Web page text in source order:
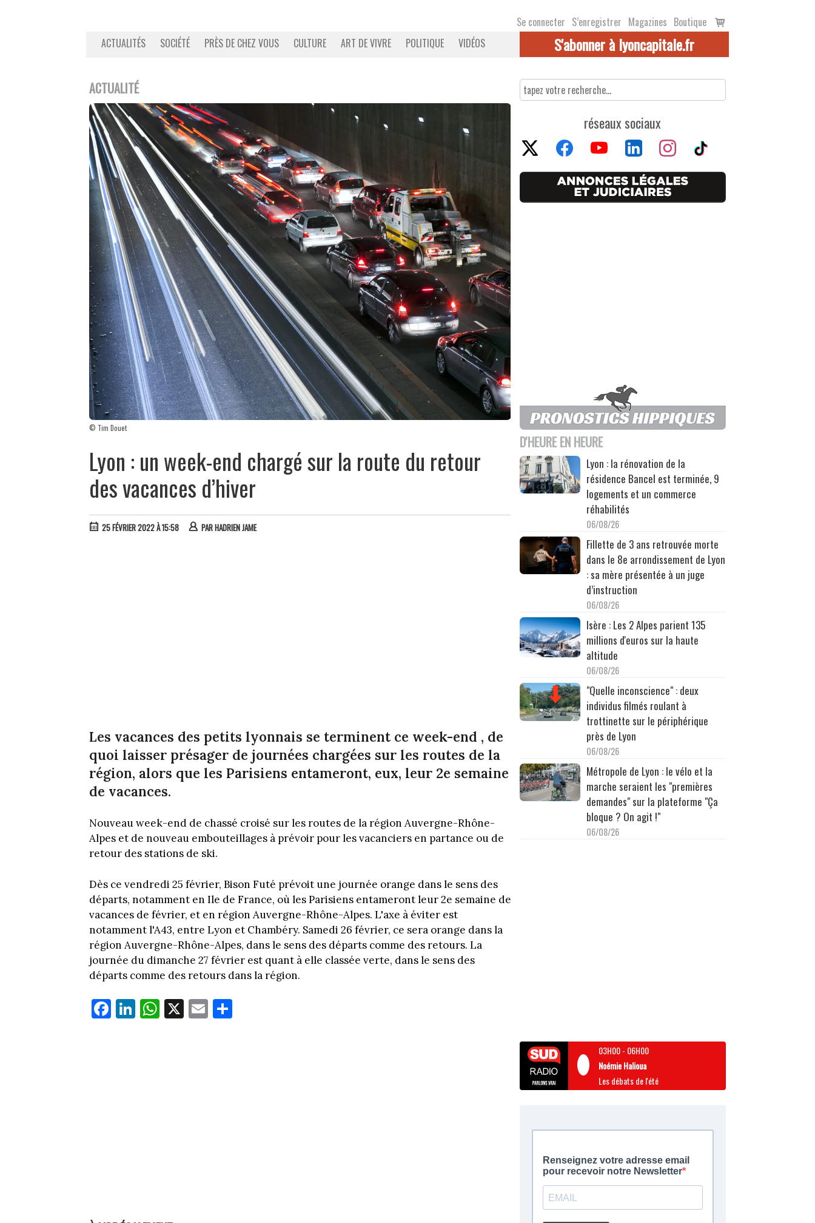
Se connecter S’enregistrer Magazines Boutique
Voir
le
ACTUALITÉS SOCIÉTÉ PRÈS DE CHEZ VOUS CULTURE ART DE VIVRE POLITIQUE VIDÉOS S'abonner à lyoncapitale.fr
ACTUALITÉ
© Tim Douet
Lyon : un week-end chargé sur la route du retour
des vacances d’hiver
25 FÉVRIER 2022 À 15:58 PARHADRIEN JAME
Les vacances des petits lyonnais se terminent ce week-end , de
quoi laisser présager de journées chargées sur les routes de la
région, alors que les Parisiens entameront, eux, leur 2e semaine
de vacances.
Nouveau week-end de chassé croisé sur les routes de la région Auvergne-Rhône-
Alpes et de nouveau embouteillages à prévoir pour les vacanciers en partance ou de
retour des stations de ski.
Dès ce vendredi 25 février, Bison Futé prévoit une journée orange dans le sens des
départs, notamment en Ile de France, où les Parisiens entameront leur 2e semaine de
vacances de février, et en région Auvergne-Rhône-Alpes. L'axe à éviter est
notamment l'A43, entre Lyon et Chambéry. Samedi 26 février, ce sera orange dans la
région Auvergne-Rhône-Alpes, dans le sens des départs comme des retours. La
journée du dimanche 27 février est quant à elle classée verte, dans le sens des
départs comme des retours dans la région.
Fa
ce
Li
nk
W
ha
X E
m
réseaux sociaux
D'HEURE EN HEURE
Lyon : la rénovation de la
résidence Bancel est terminée, 9
logements et un commerce
réhabilités
06/08/26
Fillette de 3 ans retrouvée morte
dans le 8e arrondissement de Lyon
: sa mère présentée à un juge
d’instruction
06/08/26
Isère : Les 2 Alpes parient 135
millions d'euros sur la haute
altitude
06/08/26
"Quelle inconscience" : deux
individus filmés roulant à
trottinette sur le périphérique
près de Lyon
06/08/26
Métropole de Lyon : le vélo et la
marche seraient les "premières
demandes" sur la plateforme "Ça
bloque ? On agit !"
06/08/26
03H00- 06H00
Noémie Halioua
Les débats de l'été